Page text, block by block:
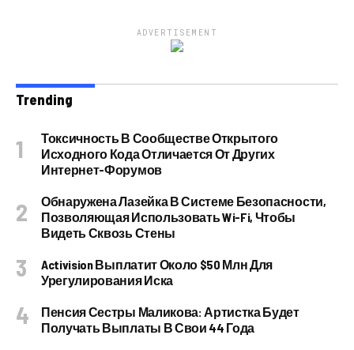
ADVERTISEMENT
Trending
Токсичность В Сообществе Открытого
Исходного Кода Отличается От Других
Интернет-Форумов
Обнаружена Лазейка В Системе Безопасности,
Позволяющая Использовать Wi-Fi, Чтобы
Видеть Сквозь Стены
Activision Выплатит Около $50 Млн Для
Урегулирования Иска
Пенсия Сестры Маликова: Артистка Будет
Получать Выплаты В Свои 44 Года